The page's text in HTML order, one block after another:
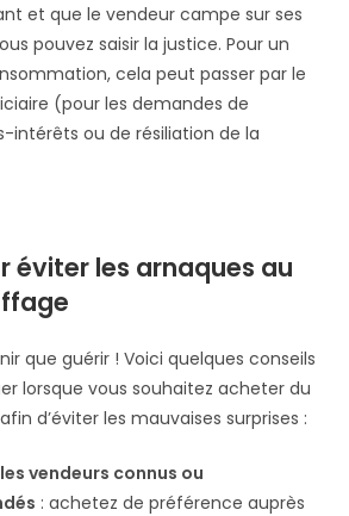
et que le vendeur campe sur ses
pouvez saisir la justice. Pour un
cela peut passer par le
(pour les demandes de
intérêts ou de résiliation de la
éviter les arnaques au
que guérir ! Voici quelques conseils
lorsque vous souhaitez acheter du
d’éviter les mauvaises surprises :
vendeurs connus ou
: achetez de préférence auprès